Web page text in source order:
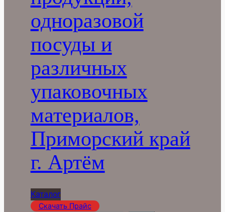
одноразовой
посуды и
различных
упаковочных
материалов,
Приморский край
г. Артём
Каталог
Скачать Прайс